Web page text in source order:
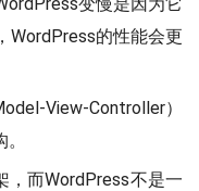
WordPress的性能会更
View-Controller）
，而WordPress不是一